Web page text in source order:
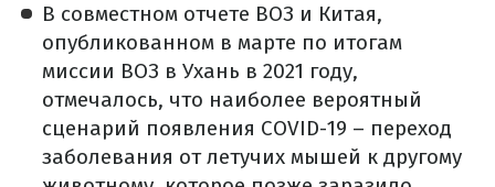
В совместном отчете ВОЗ и Китая,
опубликованном в марте по итогам
миссии ВОЗ в Ухань в 2021 году,
отмечалось, что наиболее вероятный
сценарий появления COVID-19 – переход
заболевания от летучих мышей к другому